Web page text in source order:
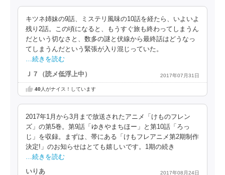
キツネ姉妹の9話、ミステリ風味の10話を経たら、いよいよ
残り2話。この頃になると、もうすぐ旅も終わってしまうん
だという切なさと、数多の謎と伏線から最終話はどうなっ
てしまうんだという緊張が入り混じっていた。
…続きを読む
Ｊ７（読メ低浮上中） 2017年07月31日
40人がナイス！しています
2017年1月から3月まで放送されたアニメ「けものフレン
ズ」の第5巻。第9話「ゆきやまちほー」と第10話「ろっ
じ」を収録。まずは、帯にある「けもフレアニメ第2期制作
決定!」のお知らせはとても嬉しいです。1期の続き
…続きを読む
いりあ 2017年08月24日